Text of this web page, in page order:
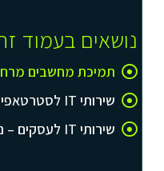
נושאים בעמוד
תמיכת מחשבים
שירותי IT לסטרטאפים חדשים
שירותי IT לעסקים – ניהול תשתיות ואבטחת מידע